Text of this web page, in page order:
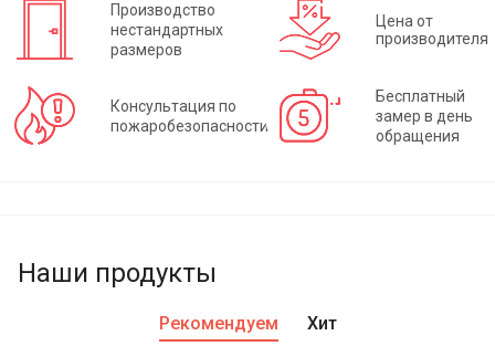
Производство
нестандартных
размеров
Цена от
производителя
Консультация по
пожаробезопасности
Бесплатный
замер в день
обращения
Наши продукты
Рекомендуем Хит